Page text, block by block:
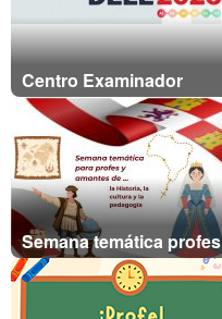
Centro Examinador
Semana temática profes